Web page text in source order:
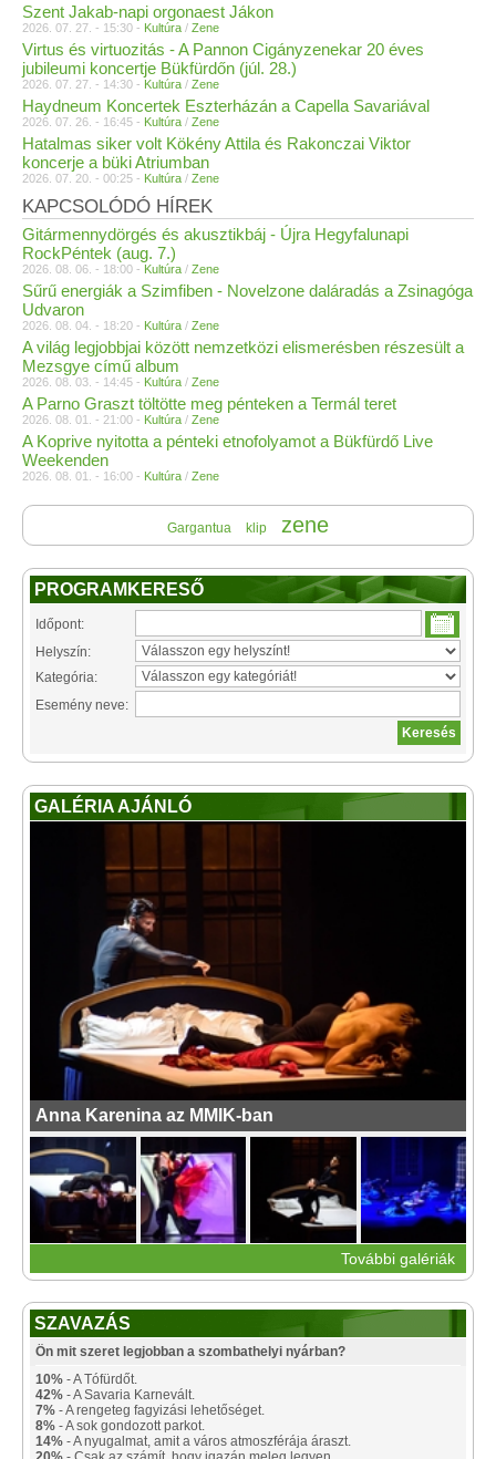
Szent Jakab-napi orgonaest Jákon
2026. 07. 27. - 15:30 - Kultúra / Zene
Virtus és virtuozitás - A Pannon Cigányzenekar 20 éves
jubileumi koncertje Bükfürdőn (júl. 28.)
2026. 07. 27. - 14:30 - Kultúra / Zene
Haydneum Koncertek Eszterházán a Capella Savariával
2026. 07. 26. - 16:45 - Kultúra / Zene
Hatalmas siker volt Kökény Attila és Rakonczai Viktor
koncerje a büki Atriumban
2026. 07. 20. - 00:25 - Kultúra / Zene
KAPCSOLÓDÓ HÍREK
Gitármennydörgés és akusztikbáj - Újra Hegyfalunapi
RockPéntek (aug. 7.)
2026. 08. 06. - 18:00 - Kultúra / Zene
Sűrű energiák a Szimfiben - Novelzone daláradás a Zsinagóga
Udvaron
2026. 08. 04. - 18:20 - Kultúra / Zene
A világ legjobbjai között nemzetközi elismerésben részesült a
Mezsgye című album
2026. 08. 03. - 14:45 - Kultúra / Zene
A Parno Graszt töltötte meg pénteken a Termál teret
2026. 08. 01. - 21:00 - Kultúra / Zene
A Koprive nyitotta a pénteki etnofolyamot a Bükfürdő Live
Weekenden
2026. 08. 01. - 16:00 - Kultúra / Zene
Gargantua klip zene
PROGRAMKERESŐ
Időpont:
Helyszín:
Kategória:
Esemény neve:
GALÉRIA AJÁNLÓ
Anna Karenina az MMIK-ban
További galériák
SZAVAZÁS
Ön mit szeret legjobban a szombathelyi nyárban?
10% - A Tófürdőt.
42% - A Savaria Karnevált.
7% - A rengeteg fagyizási lehetőséget.
8% - A sok gondozott parkot.
14% - A nyugalmat, amit a város atmoszférája áraszt.